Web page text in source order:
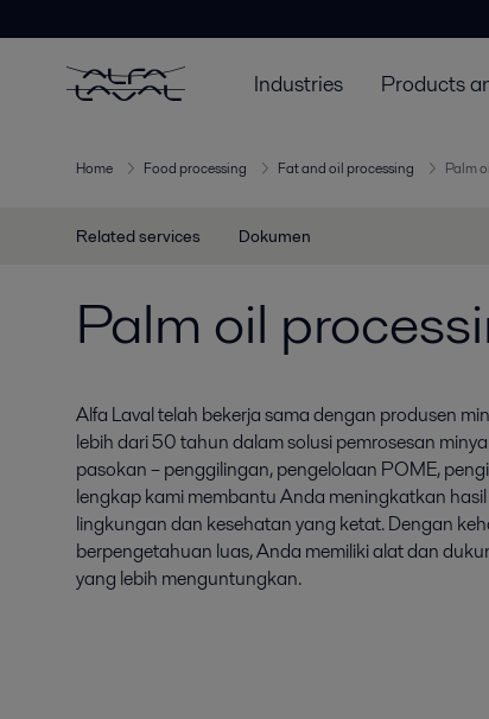
Industries Products
Home Food processing Fat and oil processing Palm
Related services Dokumen
Palm oil
Alfa Laval telah bekerja sama dengan produsen
lebih dari 50 tahun dalam solusi pemrosesan
pasokan – penggilingan, pengelolaan POME,
lengkap kami membantu Anda meningkatkan
lingkungan dan kesehatan yang ketat. Dengan
berpengetahuan luas, Anda memiliki alat dan
yang lebih menguntungkan.